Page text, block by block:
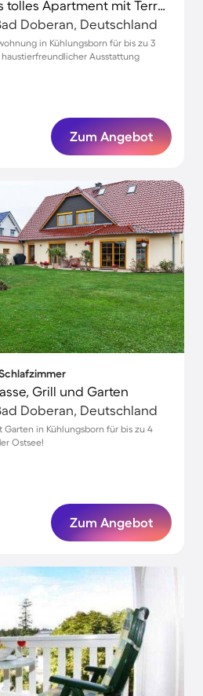
Familienorientiertes tolles Apartment mit Terrasse | Hunde erlaubt
Doberan, Deutschland
in Kühlungsborn für bis zu 3
Ausstattung
Zum Angebot
Schlafzimmer
Grill und Garten
Doberan, Deutschland
in Kühlungsborn für bis zu 4
Ostsee!
Zum Angebot